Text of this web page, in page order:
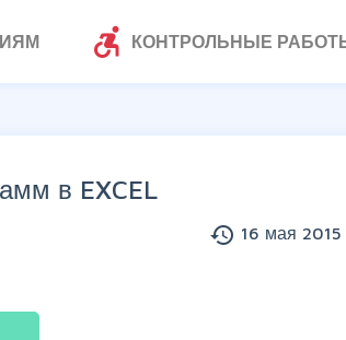
accessible_forward КОНТРОЛЬНЫЕ
в EXCEL
history 16 мая 2015